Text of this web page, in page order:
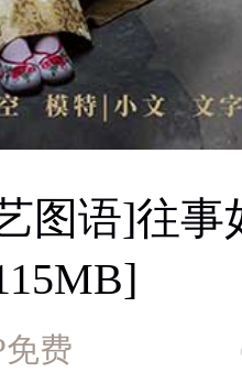
图语]往事
免费